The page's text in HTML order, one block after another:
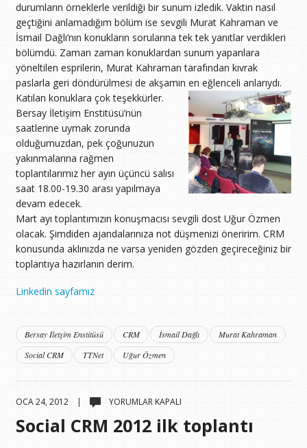
durumların örneklerle verildiği bir sunum izledik. Vaktin nasıl
geçtiğini anlamadığım bölüm ise sevgili Murat Kahraman ve
İsmail Dağlı’nın konukların sorularına tek tek yanıtlar verdikleri
bölümdü. Zaman zaman konuklardan sunum yapanlara
yöneltilen esprilerin, Murat Kahraman tarafından kıvrak
paslarla geri döndürülmesi de akşamın en eğlenceli anlarıydı.
Katılan konuklara çok teşekkürler.
Bersay İletişim Enstitüsü’nün
saatlerine uymak zorunda
olduğumuzdan, pek çoğunuzun
yakınmalarına rağmen
toplantılarımız her ayın üçüncü salısı
saat 18.00-19.30 arası yapılmaya
devam edecek.
Mart ayı toplantımızın konuşmacısı sevgili dost Uğur Özmen
olacak. Şimdiden ajandalarınıza not düşmenizi öneririm. CRM
konusunda aklınızda ne varsa yeniden gözden geçireceğiniz bir
toplantıya hazırlanın derim.
Linkedin sayfamız
Bersay İletşim Enstitüsü CRM İsmail Dağlı
Murat Kahraman
Social CRM
TTNet Uğur Özmen
OCA 24, 2012 |
SOCIAL
2012
YORUMLAR KAPALI
Social CRM 2012 ilk toplantı